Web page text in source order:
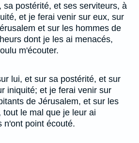
sa postérité, et ses serviteurs, à
et je ferai venir sur eux, sur
et sur les hommes de
dont je les ai menacés,
m'écouter.
lui, et sur sa postérité, et sur
iniquité; et je ferai venir sur
de Jérusalem, et sur les
tout le mal que je leur ai
n'ont point écouté.